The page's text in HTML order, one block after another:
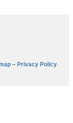
– Privacy Policy